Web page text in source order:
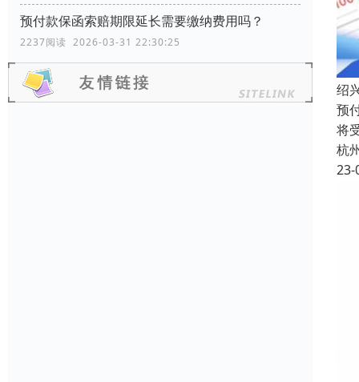
预付款保函索赔期限延长需要缴纳费用吗？
2237阅读 2026-03-31 22:30:25
绍
预
将
杭
23-